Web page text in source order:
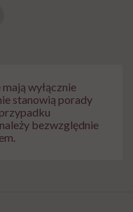
wyłącznie
stanowią porady
bezwzględnie